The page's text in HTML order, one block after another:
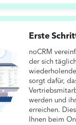
Erste
noCRM
der sich
sorgt dafür,
werden und
erreichen.
Ihnen beim